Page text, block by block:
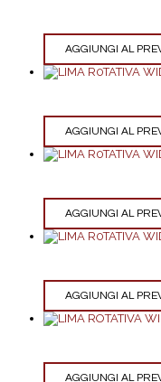
AGGIUNGI AL
AGGIUNGI AL
AGGIUNGI AL
AGGIUNGI AL
AGGIUNGI AL